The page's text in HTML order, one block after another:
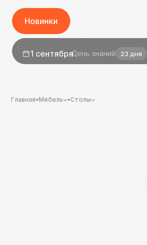
Новинки
1 сентябряДень знаний 23 дня
Главная•Мебель •Столы